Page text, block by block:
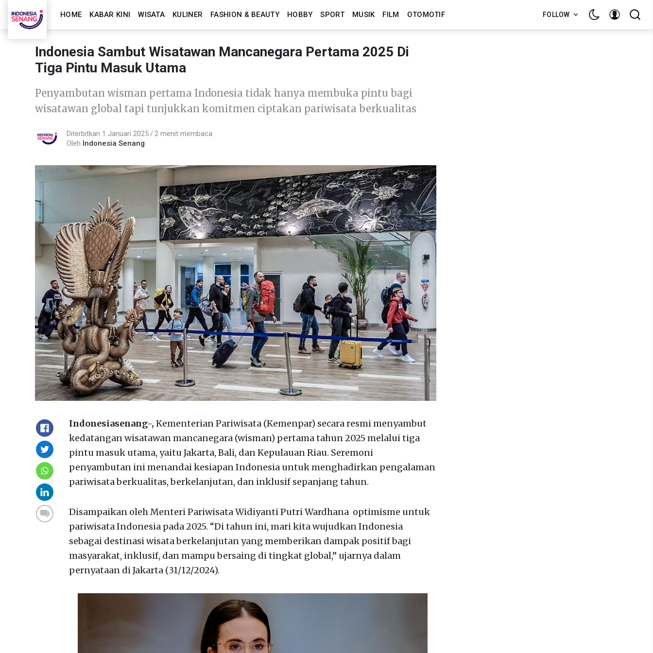
HOME KABAR KINI WISATA KULINER FASHION & BEAUTY HOBBY SPORT MUSIK FILM OTOMOTIF FOLLOW
Indonesia Sambut Wisatawan Mancanegara Pertama 2025 Di
Tiga Pintu Masuk Utama
Penyambutan wisman pertama Indonesia tidak hanya membuka pintu bagi
wisatawan global tapi tunjukkan komitmen ciptakan pariwisata berkualitas
Diterbitkan 1 Januari 2025
2 menit membaca
Oleh Indonesia Senang
Indonesiasenang-, Kementerian Pariwisata (Kemenpar) secara resmi menyambut
kedatangan wisatawan mancanegara (wisman) pertama tahun 2025 melalui tiga
pintu masuk utama, yaitu Jakarta, Bali, dan Kepulauan Riau. Seremoni
penyambutan ini menandai kesiapan Indonesia untuk menghadirkan pengalaman
pariwisata berkualitas, berkelanjutan, dan inklusif sepanjang tahun.
Disampaikan oleh Menteri Pariwisata Widiyanti Putri Wardhana optimisme untuk
pariwisata Indonesia pada 2025. “Di tahun ini, mari kita wujudkan Indonesia
sebagai destinasi wisata berkelanjutan yang memberikan dampak positif bagi
masyarakat, inklusif, dan mampu bersaing di tingkat global,” ujarnya dalam
pernyataan di Jakarta (31/12/2024).